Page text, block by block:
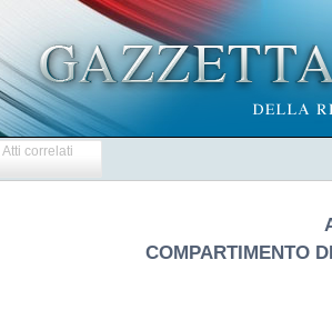
Atti correlati
COMPARTIMENTO